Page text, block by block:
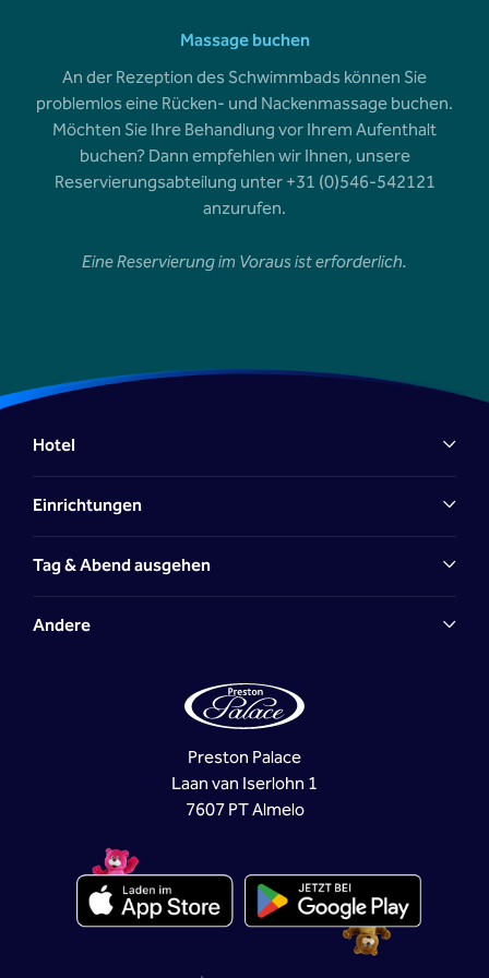
Massage buchen
An der Rezeption des Schwimmbads können Sie
problemlos eine Rücken- und Nackenmassage buchen.
Möchten Sie Ihre Behandlung vor Ihrem Aufenthalt
buchen? Dann empfehlen wir Ihnen, unsere
Reservierungsabteilung unter +31 (0)546-542121
anzurufen.
Eine Reservierung im Voraus ist erforderlich.
Hotel
Einrichtungen
Tag & Abend ausgehen
Andere
Preston Palace
Laan van Iserlohn 1
7607 PT Almelo